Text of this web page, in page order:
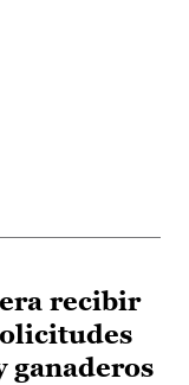
recibir
ganaderos